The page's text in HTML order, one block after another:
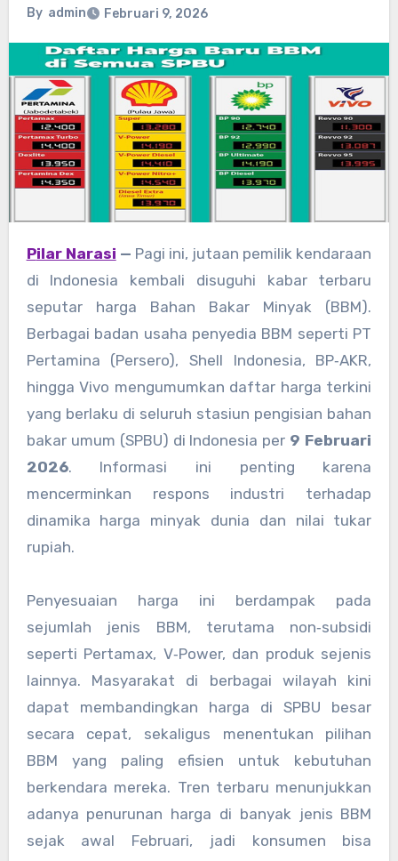
By admin Februari 9, 2026
Pilar Narasi — Pagi ini, jutaan pemilik kendaraan
di Indonesia kembali disuguhi kabar terbaru
seputar harga Bahan Bakar Minyak (BBM).
Berbagai badan usaha penyedia BBM seperti PT
Pertamina (Persero), Shell Indonesia, BP‑AKR,
hingga Vivo mengumumkan daftar harga terkini
yang berlaku di seluruh stasiun pengisian bahan
bakar umum (SPBU) di Indonesia per 9 Februari
2026. Informasi ini penting karena
mencerminkan respons industri terhadap
dinamika harga minyak dunia dan nilai tukar
rupiah.
Penyesuaian harga ini berdampak pada
sejumlah jenis BBM, terutama non‑subsidi
seperti Pertamax, V‑Power, dan produk sejenis
lainnya. Masyarakat di berbagai wilayah kini
dapat membandingkan harga di SPBU besar
secara cepat, sekaligus menentukan pilihan
BBM yang paling efisien untuk kebutuhan
berkendara mereka. Tren terbaru menunjukkan
adanya penurunan harga di banyak jenis BBM
sejak awal Februari, jadi konsumen bisa